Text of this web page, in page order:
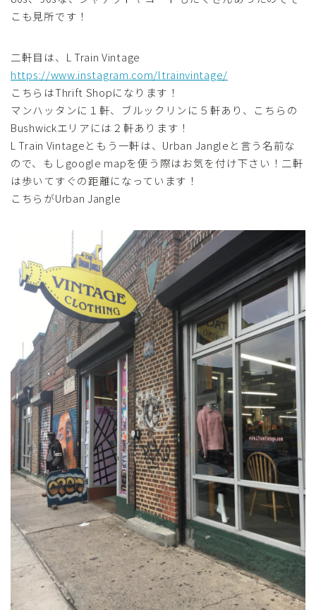
こも見所です！
二軒目は、L Train Vintage
https://www.instagram.com/ltrainvintage/
こちらはThrift Shopになります！
マンハッタンに１軒、ブルックリンに５軒あり、こちらの
Bushwickエリアには２軒あります！
L Train Vintageともう一軒は、Urban Jangleと言う名前な
ので、もしgoogle mapを使う際はお気を付け下さい！二軒
は歩いてすぐの距離になっています！
こちらがUrban Jangle